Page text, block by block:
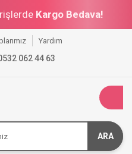
Kargo Bedava!
Yardım
062 44 63
ARA